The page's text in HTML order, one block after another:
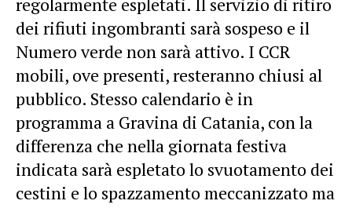
dei rifiuti ingombranti sarà sospeso e il
Numero verde non sarà attivo. I CCR
mobili, ove presenti, resteranno chiusi al
pubblico. Stesso calendario è in
programma a Gravina di Catania, con la
differenza che nella giornata festiva
indicata sarà espletato lo svuotamento dei
cestini e lo spazzamento meccanizzato ma